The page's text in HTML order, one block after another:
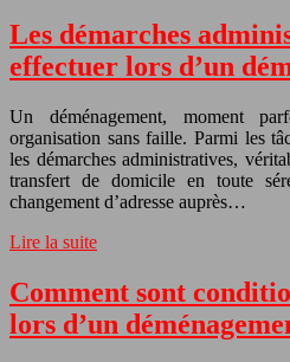
Les démarches
effectuer lors d’un
Un déménagement, moment
organisation sans faille. Parmi les
les démarches administratives,
transfert de domicile en toute
changement d’adresse auprès…
Lire la suite
Comment sont
lors d’un